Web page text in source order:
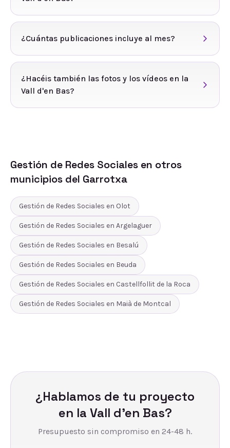
¿Cuántas publicaciones incluye al mes?
¿Hacéis también las fotos y los vídeos en la
Vall d'en Bas?
Gestión de Redes Sociales en otros
municipios del Garrotxa
Gestión de Redes Sociales en Olot
Gestión de Redes Sociales en Argelaguer
Gestión de Redes Sociales en Besalú
Gestión de Redes Sociales en Beuda
Gestión de Redes Sociales en Castellfollit de la Roca
Gestión de Redes Sociales en Maià de Montcal
¿Hablamos de tu proyecto
en la Vall d'en Bas?
Presupuesto sin compromiso en 24-48 h.